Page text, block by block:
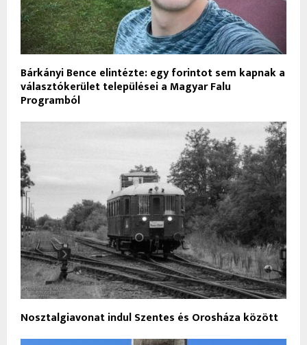
Bárkányi Bence elintézte: egy forintot sem kapnak a
választókerület települései a Magyar Falu
Programból
Nosztalgiavonat indul Szentes és Orosháza között